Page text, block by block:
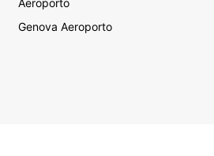
Aeroporto
Genova Aeroporto